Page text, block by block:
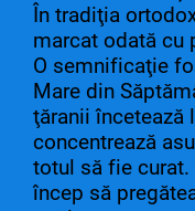
În tradiţia
marcat odată cu
O semnificaţie
Mare din
ţăranii încetează
concentrează
totul să fie
încep să